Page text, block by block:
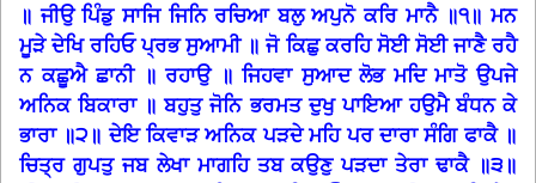
॥ ਜੀਉ ਪਿੰਡੁ ਸਾਜਿ ਜਿਨਿ ਰਚਿਆ ਬਲੁ ਅਪੁਨੋ ਕਰਿ ਮਾਨੈ ॥੧॥ ਮਨ
ਮੂੜੇ ਦੇਖਿ ਰਹਿਓ ਪ੍ਰਭ ਸੁਆਮੀ ॥ ਜੋ ਕਿਛੁ ਕਰਹਿ ਸੋਈ ਸੋਈ ਜਾਣੈ ਰਹੈ
ਨ ਕਛੂਐ ਛਾਨੀ ॥ ਰਹਾਉ ॥ ਜਿਹਵਾ ਸੁਆਦ ਲੋਭ ਮਦਿ ਮਾਤੋ ਉਪਜੇ
ਅਨਿਕ ਬਿਕਾਰਾ ॥ ਬਹੁਤੁ ਜੋਨਿ ਭਰਮਤ ਦੁਖੁ ਪਾਇਆ ਹਉਮੈ ਬੰਧਨ ਕੇ
ਭਾਰਾ ॥੨॥ ਦੇਇ ਕਿਵਾੜ ਅਨਿਕ ਪੜਦੇ ਮਹਿ ਪਰ ਦਾਰਾ ਸੰਗਿ ਫਾਕੈ ॥
ਚਿਤ੍ਰ ਗੁਪਤੁ ਜਬ ਲੇਖਾ ਮਾਗਹਿ ਤਬ ਕਉਣੁ ਪੜਦਾ ਤੇਰਾ ਢਾਕੈ ॥੩॥